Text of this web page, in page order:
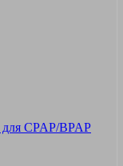
CPAP/BPAP